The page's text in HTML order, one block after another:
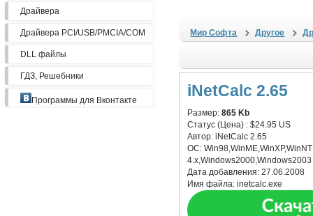
Драйвера
Драйвера PCI/USB/PMCIA/COM
DLL файлы
ГДЗ, Решебники
Программы для Вконтакте
Мир Софта Другое
iNetCalc 2.65
Размер:865 Kb
Статус (Цена) :$24.95 US
Автор:iNetCalc 2.65
ОС:Win98,WinME,WinXP,WinNT
4.x,Windows2000,Windows2003
Дата добавления:27.06.2008
Имя файла:inetcalc.exe